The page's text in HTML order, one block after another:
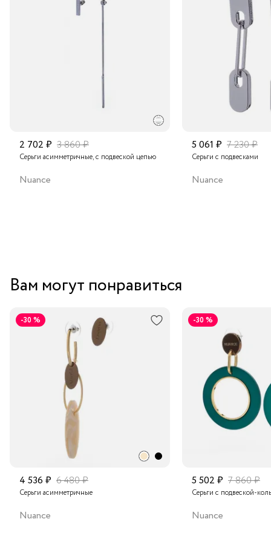
Транспортной компанией по России
2 702 ₽ 3 860 ₽
Серьги асимметричные, с подвеской цепью
Nuance
5 061 ₽ 7 230 ₽
Серьги с подвесками
Nuance
Вам могут понравиться
-30 %
4 536 ₽ 6 480 ₽
Серьги асимметричные
Nuance
-30 %
5 502 ₽ 7 860 ₽
Серьги с подвеской-
Nuance